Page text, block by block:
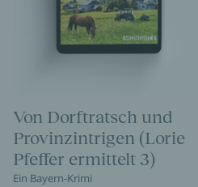
Von Dorftratsch und
Provinzintrigen (Lorie
Pfeffer ermittelt 3)
Ein Bayern-Krimi